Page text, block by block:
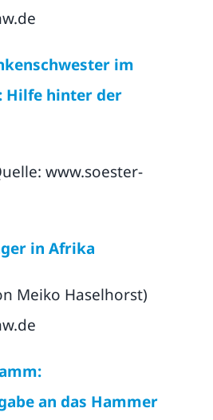
im
Hilfe hinter der
www.soester-
in Afrika
Meiko Haselhorst)
an das Hammer